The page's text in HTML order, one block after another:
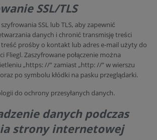
SSL/TLS
SSL lub TLS, aby zapewnić
danych i chronić transmisję treści
prośby o kontakt lub adres e-mail użyty do
Fliegl. Zaszyfrowane połączenie można
„https: //” zamiast „http: //” w wierszu
po symbolu kłódki na pasku przeglądarki.
do ochrony przesyłanych danych.
danych podczas
strony internetowej